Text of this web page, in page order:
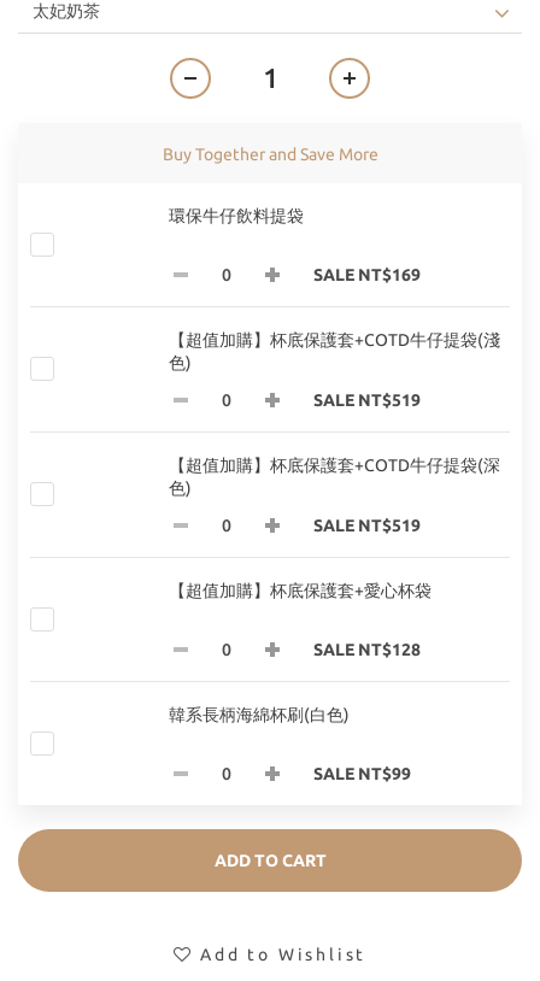
Buy Together and Save More
環保牛仔飲料提袋
SALE NT$169
【超值加購】杯底保護套+COTD牛仔提袋(淺
色)
SALE NT$519
【超值加購】杯底保護套+COTD牛仔提袋(深
色)
SALE NT$519
【超值加購】杯底保護套+愛心杯袋
SALE NT$128
韓系長柄海綿杯刷(白色)
SALE NT$99
ADD TO CART
Add to Wishlist